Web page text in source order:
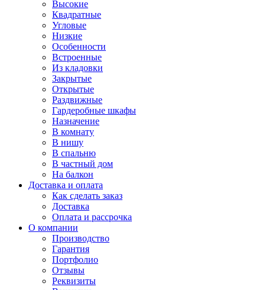
Высокие
Квадратные
Угловые
Низкие
Особенности
Встроенные
Из кладовки
Закрытые
Открытые
Раздвижные
Гардеробные шкафы
Назначение
В комнату
В нишу
В спальню
В частный дом
На балкон
Доставка и оплата
Как сделать заказ
Доставка
Оплата и рассрочка
О компании
Производство
Гарантия
Портфолио
Отзывы
Реквизиты